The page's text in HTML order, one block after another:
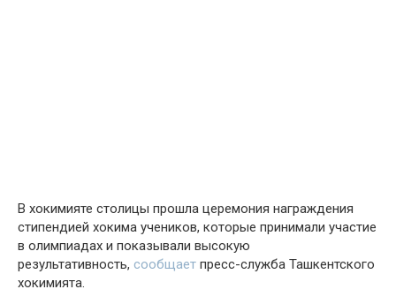
В хокимияте столицы прошла церемония награждения
стипендией хокима учеников, которые принимали участие
в олимпиадах и показывали высокую
результативность, сообщает пресс-служба Ташкентского
хокимията.